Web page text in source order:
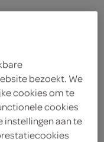
Bueno
bezoekt. We
cookies om te
cookies
aan te